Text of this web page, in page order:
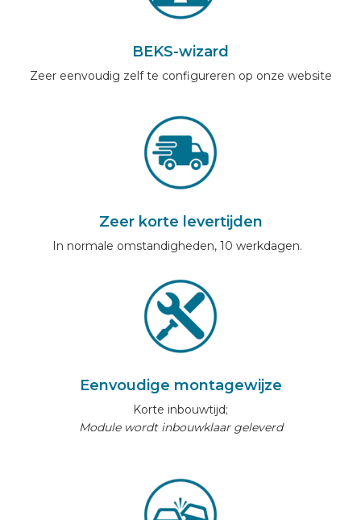
BEKS-wizard
Zeer eenvoudig zelf te configureren op onze website
Zeer korte levertijden
In normale omstandigheden, 10 werkdagen.
Eenvoudige montagewijze
Korte inbouwtijd;
Module wordt inbouwklaar geleverd